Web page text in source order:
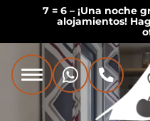
7 = 6 – ¡Una noche
alojamientos!